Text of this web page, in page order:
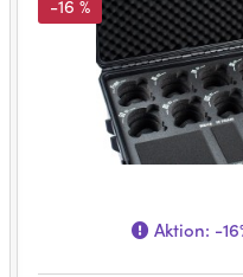
-16 %
Aktion: -